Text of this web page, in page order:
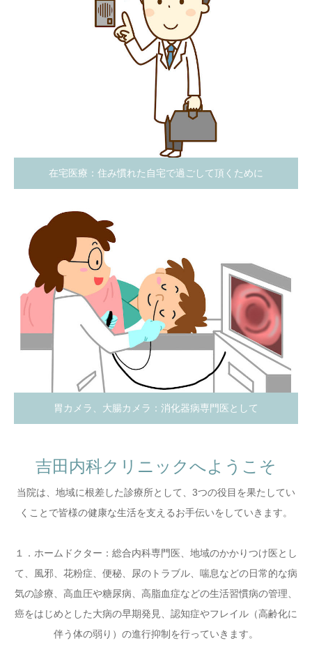
在宅医療：住み慣れた自宅で過ごして頂くために
胃カメラ、大腸カメラ：消化器病専門医として
吉田内科クリニックへようこそ
当院は、地域に根差した診療所として、3つの役目を果たしてい
くことで皆様の健康な生活を支えるお手伝いをしていきます。
１．ホームドクター：総合内科専門医、地域のかかりつけ医とし
て、風邪、花粉症、便秘、尿のトラブル、喘息などの日常的な病
気の診療、高血圧や糖尿病、高脂血症などの生活習慣病の管理、
癌をはじめとした大病の早期発見、認知症やフレイル（高齢化に
伴う体の弱り）の進行抑制を行っていきます。